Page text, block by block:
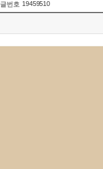
글번호 19459510